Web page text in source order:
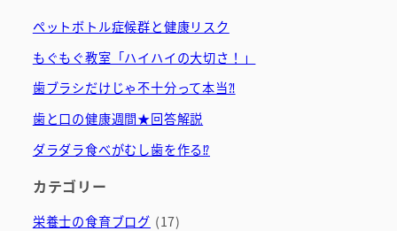
ジ
送
り
ペットボトル症候群と健康リスク
もぐもぐ教室「ハイハイの大切さ！」
歯ブラシだけじゃ不十分って本当⁈
歯と口の健康週間★回答解説
ダラダラ食べがむし歯を作る⁉
カテゴリー
栄養士の食育ブログ (17)